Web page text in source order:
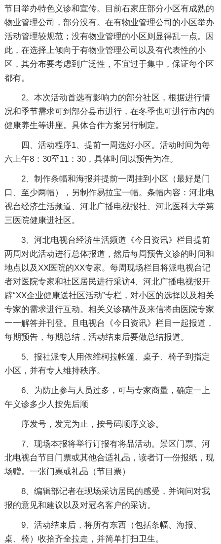
节日举办特色义诊和宣传。目前石家庄部分小区有成熟的
物业管理公司，部分没有。在有物业管理公司的小区举办
活动管理较规范；没有物业管理的小区则显得乱一点。因
此，在选择上倾向于有物业管理公司以及有代表性的小
区，其分布要考虑到广泛性，不宜过于集中，保证每个区
都有。
2。本次活动首选有影响力的部分社区，根据进行情
况和季节需求可到部分县市进行，在冬季也可进行市内的
健康养生等讲座。具体合作方案另行制定。
四、活动程序1、提前一周选好小区。活动时间为每
六上午8：30至11：30，具体时间以预告为准。
2、制作条幅和海报并提前一周挂到小区（最好是门
口、至少两幅），另制作易拉宝一幅。条幅内容：河北电
视台经济生活频道、河北广播电视报社、河北医科大学第
三医院健康进社区。
3、河北电视台经济生活频道《今日资讯》栏目提前
两周对此活动进行总体报道，然后每周预告义诊的时间和
地点以及XX医院的XX专家。每周现场栏目将派电视台记
者对医院专家和社区居民进行采访4、河北广播电视报开
辟“XX企业健康送社区活动”专栏，对小区的选择以及相关
专家的需求进行互动。相关义诊稿件及来信将由医院专家
一一解答并刊登。且电视台《今日资讯》栏目一起报道，
每期预告，每期总结，活动结束后要做总结报道。
5、报社派专人用依维柯拉帐篷、桌子、椅子到指定
小区，并有专人维持秩序。
6、为防止参与人员过多，可与专家商量，确定一上
午义诊多少人按先后顺
序发号，发完为止，按号码顺序义诊。
7、现场本报将举行订报有将品活动。景区门票、河
北电视台节目门票或其他合适礼品，读者订一份报纸，现
场赠。一张门票或礼品（节目票）
8、编辑部记者在现场采访居民的感受，并询问对我
报的意见和建议以及对冠名客户的采访。
9、活动结束后，将所有东西（包括条幅、海报、
桌、椅）收拾齐全拉走，并简单打扫卫生。